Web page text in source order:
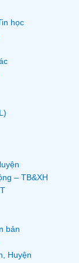
học
– TB&XH
bản
Huyện